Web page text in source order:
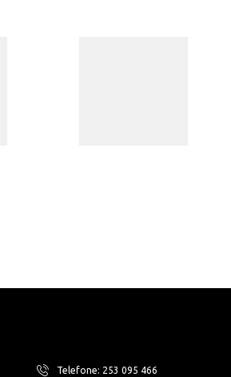
Telefone: 253 095 466